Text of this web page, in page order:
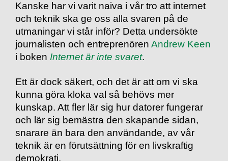
Kanske har vi varit naiva i vår tro att internet
och teknik ska ge oss alla svaren på de
utmaningar vi står inför? Detta undersökte
journalisten och entreprenören Andrew Keen
i boken Internet är inte svaret.
Ett är dock säkert, och det är att om vi ska
kunna göra kloka val så behövs mer
kunskap. Att fler lär sig hur datorer fungerar
och lär sig bemästra den skapande sidan,
snarare än bara den användande, av vår
teknik är en förutsättning för en livskraftig
demokrati.